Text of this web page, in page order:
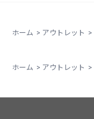
ホーム > アウトレット >
ホーム > アウトレット >